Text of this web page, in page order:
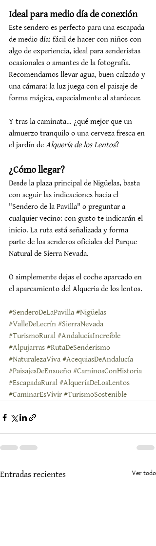
Ideal para medio día de conexión
Este sendero es perfecto para una escapada
de medio día: fácil de hacer con niños con
algo de experiencia, ideal para senderistas
ocasionales o amantes de la fotografía.
Recomendamos llevar agua, buen calzado y
una cámara: la luz juega con el paisaje de
forma mágica, especialmente al atardecer.
Y tras la caminata… ¿qué mejor que un
almuerzo tranquilo o una cerveza fresca en
el jardín de Alquería de los Lentos?
¿Cómo llegar?
Desde la plaza principal de Nigüelas, basta
con seguir las indicaciones hacia el
"Sendero de la Pavilla" o preguntar a
cualquier vecino: con gusto te indicarán el
inicio. La ruta está señalizada y forma
parte de los senderos oficiales del Parque
Natural de Sierra Nevada.
O simplemente dejas el coche aparcado en
el aparcamiento del Alqueria de los lentos.
#SenderoDeLaPavilla #Nigüelas
#ValleDeLecrín #SierraNevada
#TurismoRural #AndalucíaIncreíble
#Alpujarras #RutaDeSenderismo
#NaturalezaViva #AcequiasDeAndalucía
#PaisajesDeEnsueño #CaminosConHistoria
#EscapadaRural #AlqueríaDeLosLentos
#CaminarEsVivir #TurismoSostenible
Entradas recientes Ver todo